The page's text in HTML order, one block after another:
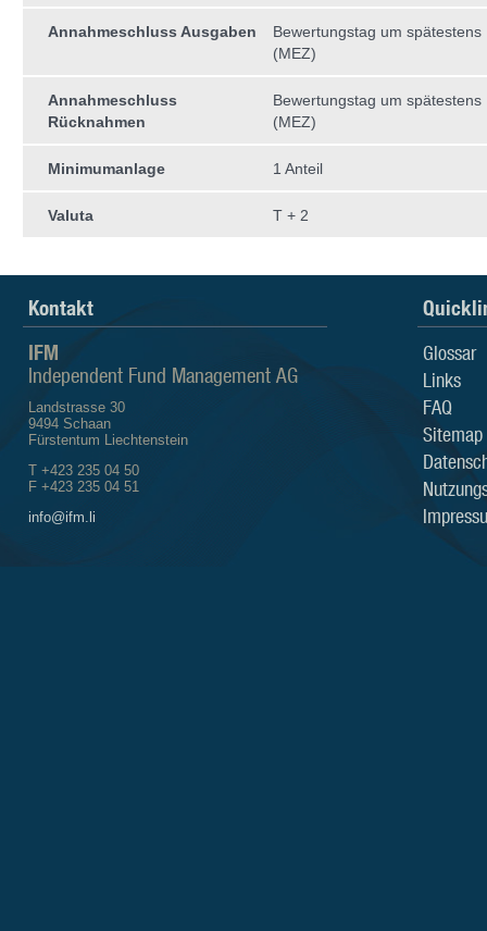
Annahmeschluss Ausgaben
Bewertungstag um spätestens
(MEZ)
Annahmeschluss
Rücknahmen
Bewertungstag um spätestens
(MEZ)
Minimumanlage 1 Anteil
Valuta T + 2
Kontakt
IFM
Independent Fund Management AG
Landstrasse 30
9494 Schaan
Fürstentum Liechtenstein
T +423 235 04 50
F +423 235 04 51
info@ifm.li
Glossar
Links
FAQ
Sitemap